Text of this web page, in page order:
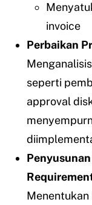
invoice
Perbaikan
seperti
approval